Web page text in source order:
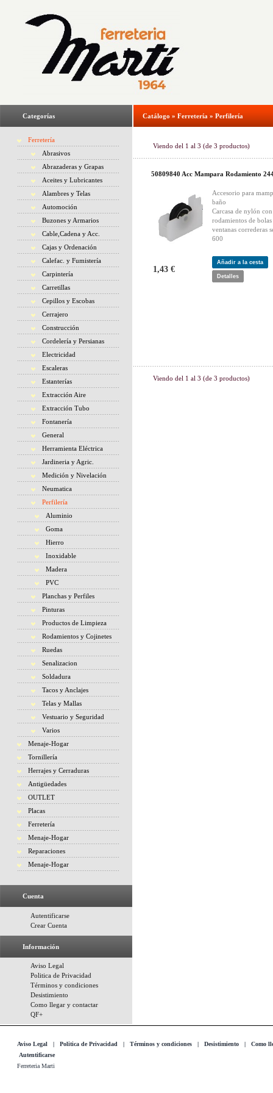
Categorías
Ferretería
Abrasivos
Abrazaderas y Grapas
Aceites y Lubricantes
Alambres y Telas
Automoción
Buzones y Armarios
Cable,Cadena y Acc.
Cajas y Ordenación
Calefac. y Fumistería
Carpintería
Carretillas
Cepillos y Escobas
Cerrajero
Construcción
Cordelería y Persianas
Electricidad
Escaleras
Estanterías
Extracción Aire
Extracción Tubo
Fontanería
General
Herramienta Eléctrica
Jardineria y Agric.
Medición y Nivelación
Neumatica
Perfilería
Aluminio
Goma
Hierro
Inoxidable
Madera
PVC
Planchas y Perfiles
Pinturas
Productos de Limpieza
Rodamientos y Cojinetes
Ruedas
Senalizacion
Soldadura
Tacos y Anclajes
Telas y Mallas
Vestuario y Seguridad
Varios
Menaje-Hogar
Tornillería
Herrajes y Cerraduras
Antigüedades
OUTLET
Placas
Ferretería
Menaje-Hogar
Reparaciones
Menaje-Hogar
Cuenta
Autentificarse
Crear Cuenta
Información
Aviso Legal
Politica de Privacidad
Términos y condiciones
Desistimiento
Como llegar y contactar
QF+
Catálogo » Ferretería » Perfilería
Viendo del 1 al 3 (de 3 productos)
50809840 Acc Mampara Rodamiento
Accesorio para
baño
Carcasa de nylón con
rodamientos de bolas
ventanas correderas
600
1,43 €
Añadir a la cesta
Detalles
Viendo del 1 al 3 (de 3 productos)
Aviso Legal | Politica de Privacidad | Términos y condiciones | Desistimiento | Como
Autentificarse
Ferreteria Marti